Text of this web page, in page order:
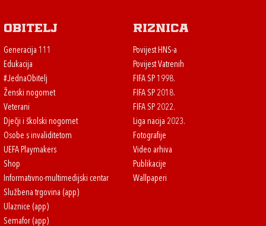
Obitelj
Generacija 111
Edukacija
#JednaObitelj
Ženski nogomet
Veterani
Dječji i školski nogomet
Osobe s invaliditetom
UEFA Playmakers
Shop
Informativno-multimedijski centar
Službena trgovina (app)
Ulaznice (app)
Semafor (app)
Riznica
Povijest HNS-a
Povijest Vatrenih
FIFA SP 1998.
FIFA SP 2018.
FIFA SP 2022.
Liga nacija 2023.
Fotografije
Video arhiva
Publikacije
Wallpaperi